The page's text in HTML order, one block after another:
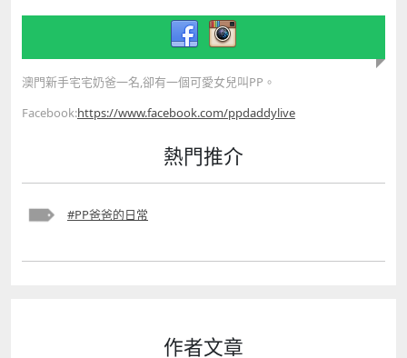
澳門新手宅宅奶爸一名,卻有一個可愛女兒叫PP。
Facebook:https://www.facebook.com/ppdaddylive
熱門推介
#PP爸爸的日常
作者文章